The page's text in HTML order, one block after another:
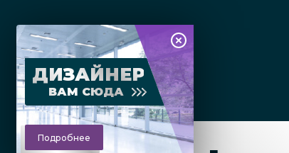
ДИЗАЙНЕР
ВАМ СЮДА
Подробнее